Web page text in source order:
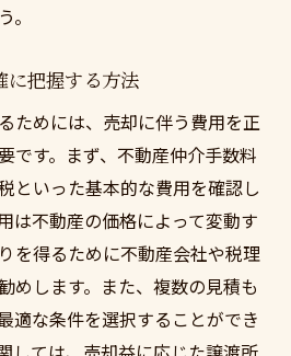
に把握する方法
ためには、売却に伴う費用を正
です。まず、不動産仲介手数料
といった基本的な費用を確認し
は不動産の価格によって変動す
を得るために不動産会社や税理
めします。また、複数の見積も
適な条件を選択することができ